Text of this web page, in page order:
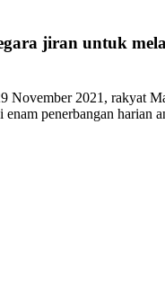
jiran untuk
2021, rakyat
penerbangan harian